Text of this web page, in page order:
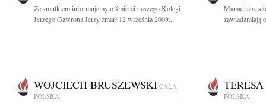
Ze smutkiem informujemy o śmierci naszego Kolegi
Jerzego Gawrona Jerzy zmarł 12 września 2009...
Mama, tata,
zawiadamiają
WOJCIECH BRUSZEWSKI CAŁA
POLSKA
POLSKA